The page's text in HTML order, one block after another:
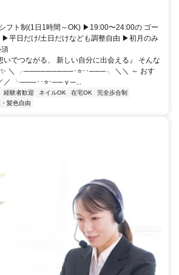
フト制(1日1時間～OK) ▶19:00〜24:00の ゴー
▶平日だけ/土日だけなども調整自由 ▶初月のみ
いでつながる、 新しい自分に出会える』 そんな
✨ ＼ ╭─────────･⭐･･───╮ ＼＼ ～ おす
／ ╰───･･⭐･──ｖ─...
経験者歓迎 ネイルOK 在宅OK
完全歩合制
髪色自由